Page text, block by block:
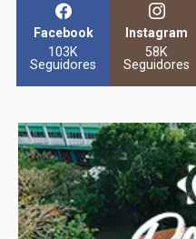
Facebook
103K
Seguidores
Instagram
58K
Seguidores